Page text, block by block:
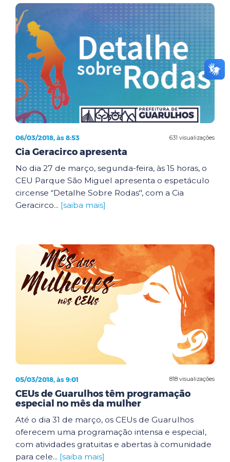
631 visualizações
06/03/2018, às 8:53
Cia Geracirco apresenta
No dia 27 de março, segunda-feira, às 15 horas, o
CEU Parque São Miguel apresenta o espetáculo
circense “Detalhe Sobre Rodas", com a Cia
Geracirco... [saiba mais]
818 visualizações
05/03/2018, às 9:01
CEUs de Guarulhos têm programação
especial no mês da mulher
Até o dia 31 de março, os CEUs de Guarulhos
oferecem uma programação intensa e especial,
com atividades gratuitas e abertas à comunidade
para cele... [saiba mais]